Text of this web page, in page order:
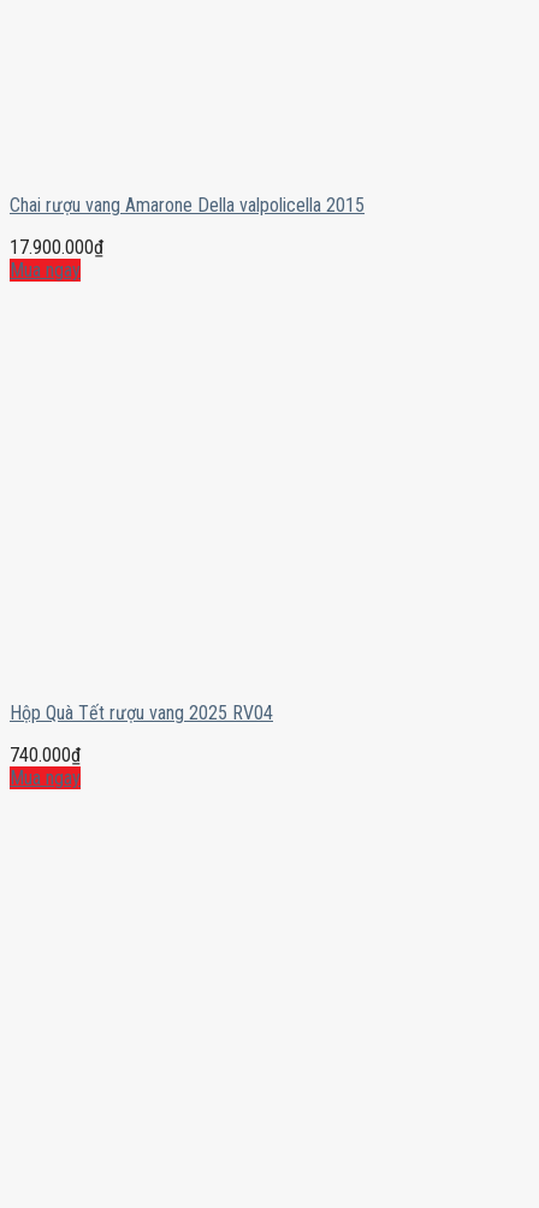
Chai rượu vang Amarone Della valpolicella 2015
17.900.000₫
Mua ngay
Hộp Quà Tết rượu vang 2025 RV04
740.000₫
Mua ngay